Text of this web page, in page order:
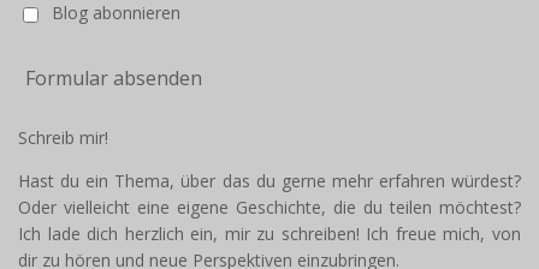
Blog abonnieren
Formular absenden
Schreib mir!
Hast du ein Thema, über das du gerne mehr erfahren würdest?
Oder vielleicht eine eigene Geschichte, die du teilen möchtest?
Ich lade dich herzlich ein, mir zu schreiben! Ich freue mich, von
dir zu hören und neue Perspektiven einzubringen.